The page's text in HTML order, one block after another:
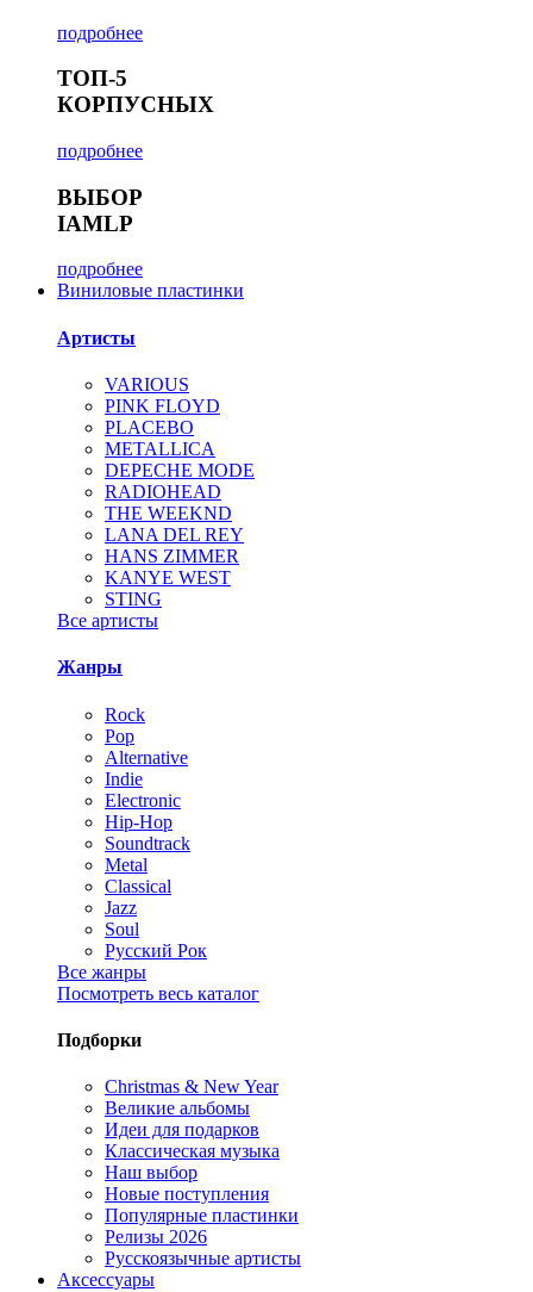
подробнее
ТОП-5
КОРПУСНЫХ
подробнее
ВЫБОР
IAMLP
подробнее
Виниловые пластинки
Артисты
VARIOUS
PINK FLOYD
PLACEBO
METALLICA
DEPECHE MODE
RADIOHEAD
THE WEEKND
LANA DEL REY
HANS ZIMMER
KANYE WEST
STING
Все артисты
Жанры
Rock
Pop
Alternative
Indie
Electronic
Hip-Hop
Soundtrack
Metal
Classical
Jazz
Soul
Русский Рок
Все жанры
Посмотреть весь каталог
Подборки
Christmas & New Year
Великие альбомы
Идеи для подарков
Классическая музыка
Наш выбор
Новые поступления
Популярные пластинки
Релизы 2026
Русскоязычные артисты
Аксессуары